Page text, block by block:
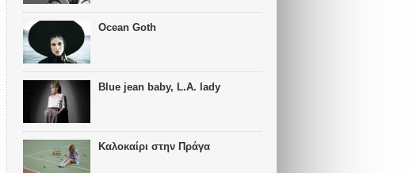
Ocean Goth
Blue jean baby, L.A. lady
Καλοκαίρι στην Πράγα